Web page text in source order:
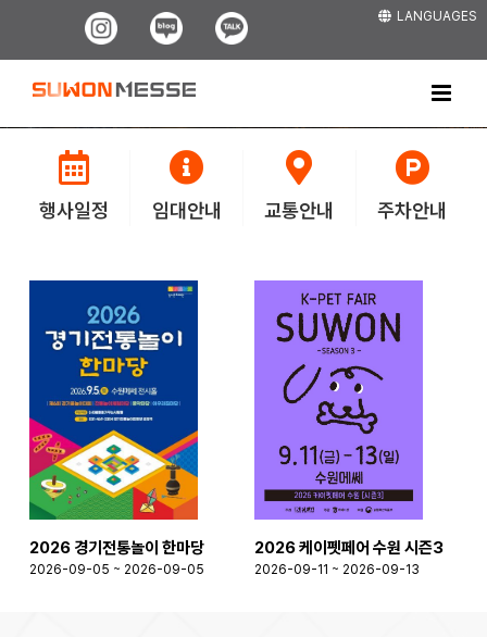
LANGUAGES
Instagram
Blog Kakao
행사일정 임대안내 교통안내 주차안내
2026 경기전통놀이 한마당
2026-09-05 ~ 2026-09-05
2026 케이펫페어 수원 시즌3
2026-09-11 ~ 2026-09-13